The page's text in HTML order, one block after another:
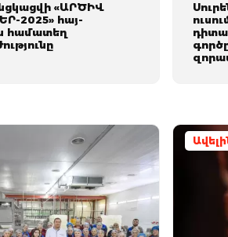
«ԱՐԾԻՎ
2025» հայ-
համատեղ